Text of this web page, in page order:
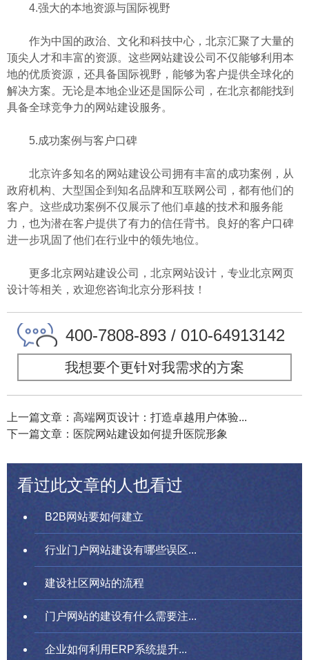
4.强大的本地资源与国际视野
作为中国的政治、文化和科技中心，北京汇聚了大量的
顶尖人才和丰富的资源。这些网站建设公司不仅能够利用本
地的优质资源，还具备国际视野，能够为客户提供全球化的
解决方案。无论是本地企业还是国际公司，在北京都能找到
具备全球竞争力的网站建设服务。
5.成功案例与客户口碑
北京许多知名的网站建设公司拥有丰富的成功案例，从
政府机构、大型国企到知名品牌和互联网公司，都有他们的
客户。这些成功案例不仅展示了他们卓越的技术和服务能
力，也为潜在客户提供了有力的信任背书。良好的客户口碑
进一步巩固了他们在行业中的领先地位。
更多北京网站建设公司，北京网站设计，专业北京网页
设计等相关，欢迎您咨询北京分形科技！
400-7808-893 / 010-64913142
我想要个更针对我需求的方案
上一篇文章：高端网页设计：打造卓越用户体验...
下一篇文章：医院网站建设如何提升医院形象
看过此文章的人也看过
B2B网站要如何建立
行业门户网站建设有哪些误区...
建设社区网站的流程
门户网站的建设有什么需要注...
企业如何利用ERP系统提升...